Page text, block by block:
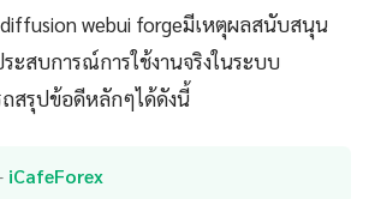
diffusion webui forgeมีเหตุผลสนับสนุน
ะสบการณ์การใช้งานจริงในระบบ
ถสรุปข้อดีหลักๆได้ดังนี้
iCafeForex